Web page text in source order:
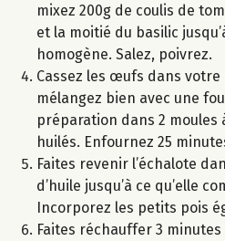
mixez 200g de coulis de
et la moitié du basilic
homogène. Salez, poivrez.
Cassez les œufs dans
mélangez bien avec une
préparation dans 2 moules
huilés. Enfournez 25
Faites revenir l’échalote
d’huile jusqu’à ce qu’elle
Incorporez les petits pois
Faites réchauffer 3